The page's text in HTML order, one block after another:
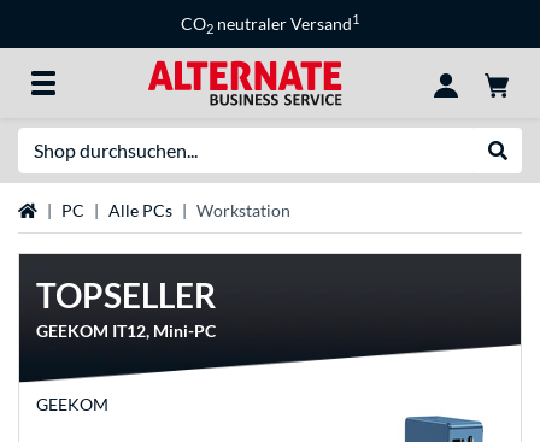
CO2 neutraler Versand1
Startseite
PC Alle PCs Workstation
TOPSELLER
GEEKOM IT12, Mini-PC
GEEKOM